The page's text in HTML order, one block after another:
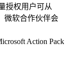
授权用户可从
微软合作伙伴会
Action Pack